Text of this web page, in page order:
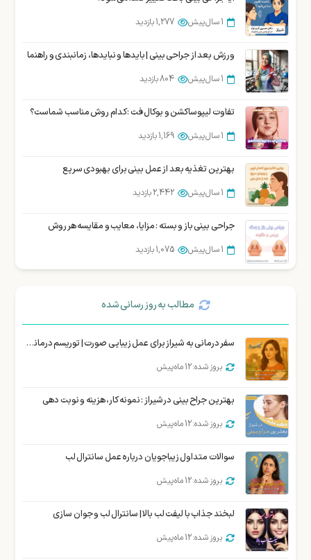
1 سال پیش 1,881 بازدید
جراحی بوکال فت یا برداشتن چربی لپ در شیراز
1 سال پیش 1,858 بازدید
1 سال پیش 1,277 بازدید
ورزش بعد از جراحی بینی | بایدها و نبایدها، زمانبندی و راهنما
1 سال پیش 804 بازدید
تفاوت لیپوساکشن و بوکال فت : کدام روش مناسب شماست؟
1 سال پیش 1,169 بازدید
بهترین تغذیه بعد از عمل بینی برای بهبودی سریع
1 سال پیش 2,442 بازدید
جراحی بینی باز و بسته : مزایا، معایب و مقایسه هر روش
1 سال پیش 1,075 بازدید
مطالب به روز رسانی شده
سفر درمانی به شیراز برای عمل زیبایی صورت | توریسم درمانی زیبایی شیراز
بروز شده: 12 ماه پیش
بهترین جراح بینی در شیراز : نمونه کار، هزینه و نوبت دهی
بروز شده: 12 ماه پیش
سوالات متداول زیباجویان درباره عمل سانترال لب
بروز شده: 12 ماه پیش
لبخند جذاب با لیفت لب بالا | سانترال لب و جوان سازی
بروز شده: 12 ماه پیش